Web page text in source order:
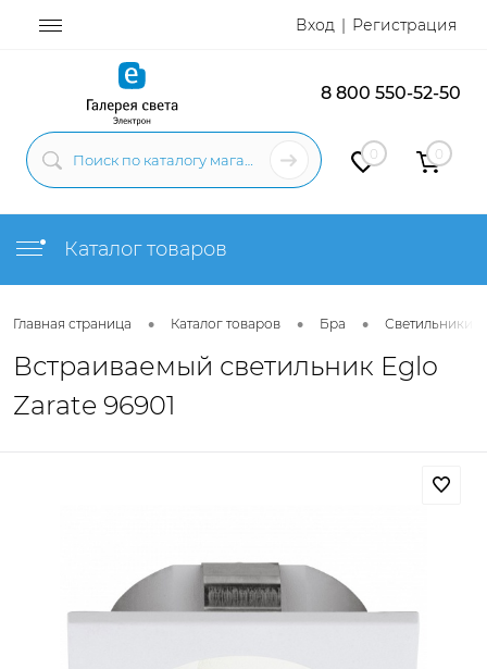
Вход Регистрация
8 800 550-52-50
0 0
Каталог товаров
Главная страница • Каталог товаров • Бра • Светильники
Встраиваемый светильник Eglo
Zarate 96901